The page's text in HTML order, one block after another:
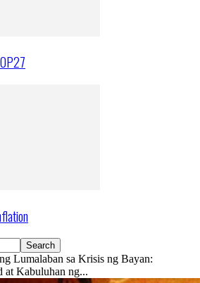
Lumalaban sa Krisis ng Bayan:
at Kabuluhan ng...